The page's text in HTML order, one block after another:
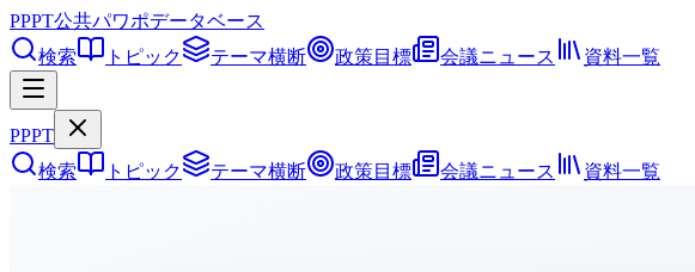
PPPT公共パワポデータベース
検索
トピック テーマ横断 政策目標 会議ニュース 資料一覧
PPPT
検索
トピック テーマ横断 政策目標 会議ニュース 資料一覧